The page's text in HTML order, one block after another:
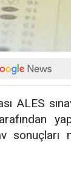
ALES
sonuçları